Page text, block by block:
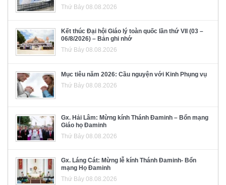
Thứ Bảy 08.08.2026
Kết thúc Đại hội Giáo lý toàn quốc lần thứ VII (03 –
06/8/2026) – Bản ghi nhớ
Thứ Bảy 08.08.2026
Mục tiêu năm 2026: Cầu nguyện với Kinh Phụng vụ
Thứ Bảy 08.08.2026
Gx. Hải Lâm: Mừng kính Thánh Đaminh – Bổn mạng
Giáo họ Đaminh
Thứ Bảy 08.08.2026
Gx. Láng Cát: Mừng lễ kính Thánh Đaminh- Bổn
mạng Họ Đaminh
Thứ Bảy 08.08.2026